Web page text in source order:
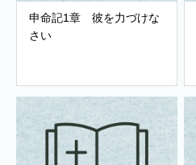
申命記1章 彼を力づけな
さい